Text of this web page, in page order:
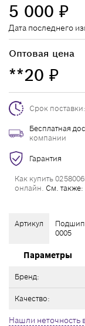
Артикул
0005
Параметры
Бренд:
Качество:
Нашли неточность
5 000 ₽
Дата последнего
Оптовая цена
**20 ₽
Срок поставки:
Бесплатная
компании
Гарантия
Как купить
онлайн. См. также: